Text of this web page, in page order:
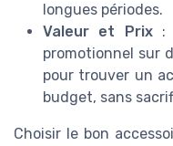
longues périodes.
Valeur et Prix:
promotionnel sur
pour trouver un
budget, sans
Choisir le bon